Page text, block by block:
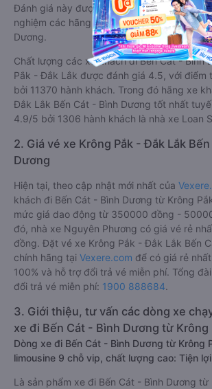
Đánh giá này được viết trực tiếp bởi các
nghiệm các hãng Xe Krông Pắk - Đắk Lắk
Dương.
Chất lượng các xe khách đi Bến Cát - Bình
Pắk - Đắk Lắk được đánh giá 4.5, với điểm
bởi 11370 hành khách. Trong đó hãng xe
Đắk Lắk Bến Cát - Bình Dương tốt nhất
4.9/5 bởi 1306 hành khách là nhà xe Loan
2. Giá vé xe Krông Pắk - Đắk Lắk
Dương
Hiện tại, theo cập nhật mới nhất của
khách đi Bến Cát - Bình Dương từ Krông
mức giá dao động từ 350000 đồng -
đó, nhà xe Nguyên Phương có giá vé rẻ
đồng. Đặt vé xe Krông Pắk - Đắk Lắk Bến
chính hãng tại Vexere.com để có giá rẻ
100% và hỗ trợ đổi trả vé miễn phí. Tổng
đổi trả vé miễn phí: 1900 888684.
3. Giới thiệu, tư vấn các dòng xe
xe đi Bến Cát - Bình Dương từ Krông
Dòng xe đi Bến Cát - Bình Dương từ Krông
limousine 9 chỗ vip, chất lượng cao: Tiện
Là sản phẩm xe đi Bến Cát - Bình Dương